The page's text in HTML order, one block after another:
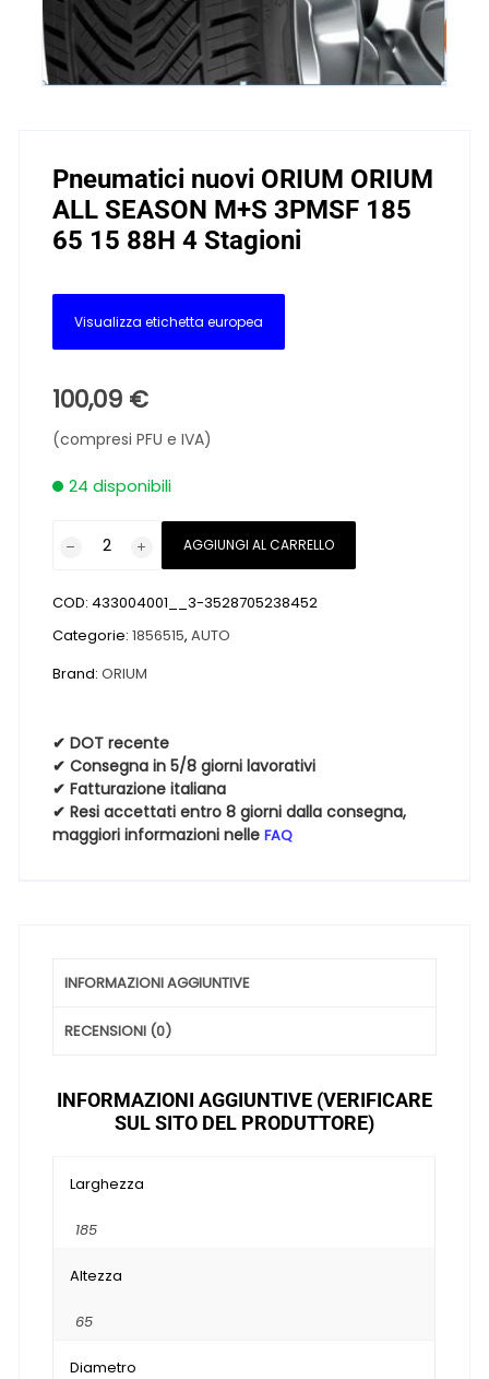
Pneumatici nuovi ORIUM ORIUM
ALL SEASON M+S 3PMSF 185
65 15 88H 4 Stagioni
Visualizza etichetta europea
100,09 €
(compresi PFU e IVA)
24 disponibili
ORIUM
ALL
185
65
15
88H
4
AGGIUNGI AL CARRELLO
COD:433004001__3-3528705238452
Categorie:1856515,AUTO
Brand:ORIUM
✔ DOT recente
✔ Consegna in 5/8 giorni lavorativi
✔ Fatturazione italiana
✔ Resi accettati entro 8 giorni dalla consegna,
maggiori informazioni nelleFAQ
INFORMAZIONI AGGIUNTIVE
RECENSIONI (0)
INFORMAZIONI AGGIUNTIVE (VERIFICARE
SUL SITO DEL PRODUTTORE)
Larghezza
185
Altezza
65
Diametro